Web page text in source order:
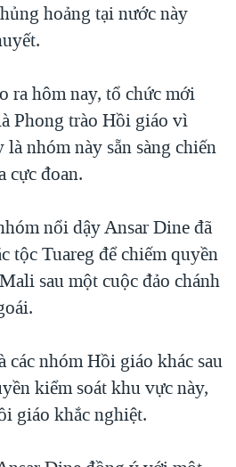
hoảng tại nước này
ra hôm nay, tổ chức mới
Phong trào Hồi giáo vì
nhóm này sẵn sàng chiến
cực đoan.
nổi dậy Ansar Dine đã
tộc Tuareg để chiếm quyền
sau một cuộc đảo chánh
các nhóm Hồi giáo khác sau
kiểm soát khu vực này,
giáo khắc nghiệt.